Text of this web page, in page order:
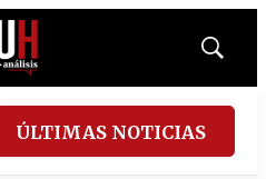
Mostrar
ÚLTIMAS NOTICIAS